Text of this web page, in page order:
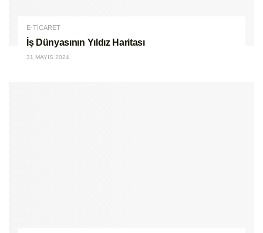
E-TİCARET
İş Dünyasının Yıldız Haritası
31 MAYIS 2024